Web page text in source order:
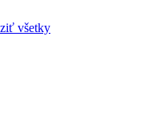
všetky